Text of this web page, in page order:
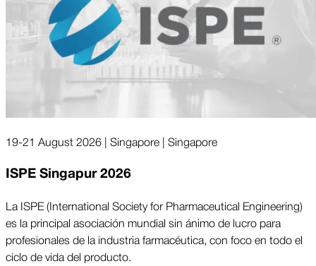
19-21 August 2026 | Singapore | Singapore
ISPE Singapur 2026
La ISPE (International Society for Pharmaceutical Engineering)
es la principal asociación mundial sin ánimo de lucro para
profesionales de la in­dus­tria far­macéu­ti­ca, con foco en todo el
ciclo de vida del pro­duc­to.